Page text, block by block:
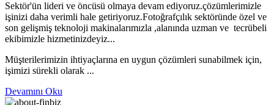
Sektör'ün lideri ve öncüsü olmaya devam ediyoruz.çözümlerimizle
işinizi daha verimli hale getiriyoruz.Fotoğrafçılık sektöründe özel ve
son gelişmiş teknoloji makinalarımızla ,alanında uzman ve tecrübeli
ekibimizle hizmetinizdeyiz...
Müşterilerimizin ihtiyaçlarına en uygun çözümleri sunabilmek için,
işimizi sürekli olarak ...
Devamını Oku